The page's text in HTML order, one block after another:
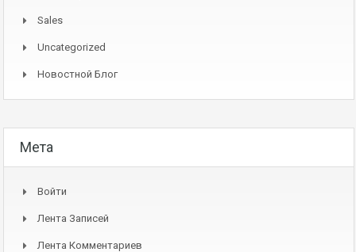
Sales
Uncategorized
Новостной Блог
Мета
Войти
Лента Записей
Лента Комментариев